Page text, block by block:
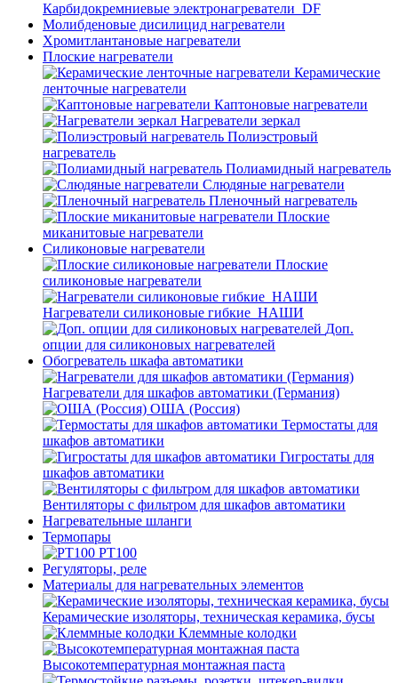
Карбидокремниевые электронагреватели_DF
Молибденовые дисилицид нагреватели
Хромитлантановые нагреватели
Плоские нагреватели
Керамические
ленточные нагреватели
Каптоновые нагреватели
Нагреватели зеркал
Полиэстровый
нагреватель
Полиамидный нагреватель
Слюдяные нагреватели
Пленочный нагреватель
Плоские
миканитовые нагреватели
Силиконовые нагреватели
Плоские
силиконовые нагреватели
Нагреватели силиконовые гибкие_НАШИ
Доп.
опции для силиконовых нагревателей
Обогреватель шкафа автоматики
Нагреватели для шкафов автоматики (Германия)
ОША (Россия)
Термостаты для
шкафов автоматики
Гигростаты для
шкафов автоматики
Вентиляторы с фильтром для шкафов автоматики
Нагревательные шланги
Термопары
PT100
Регуляторы, реле
Материалы для нагревательных элементов
Керамические изоляторы, техническая керамика, бусы
Клеммные колодки
Высокотемпературная монтажная паста